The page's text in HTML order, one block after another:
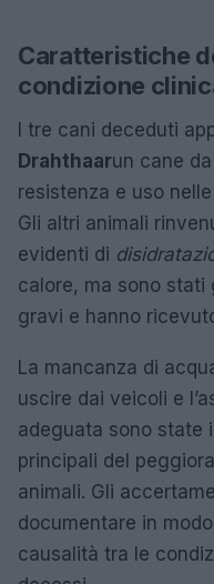
Caratteristiche
condizione
I tre cani deceduti
Drahthaarun cane
resistenza e uso
Gli altri animali
evidenti di
calore, ma sono stati
gravi e hanno
La mancanza di
uscire dai veicoli e
adeguata sono state
principali del
animali. Gli
documentare in
causalità tra le